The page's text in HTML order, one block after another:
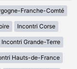
Franche-Comté
Incontri Corse
Incontri Grande-Terre
Hauts-de-France